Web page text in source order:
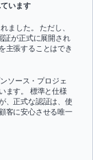
います
ました。 ただし、
証が正式に展開され
主張することはでき
ソース・プロジェ
ます。 標準と仕様
、正式な認証は、使
客に安心させる唯一